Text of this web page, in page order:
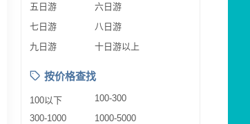
五日游
六日游
七日游
八日游
九日游
十日游以上
按价格查找
100以下
100-300
300-1000
1000-5000